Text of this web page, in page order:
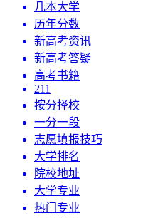
几本大学
历年分数
新高考资讯
新高考答疑
高考书籍
211
按分择校
一分一段
志愿填报技巧
大学排名
院校地址
大学专业
热门专业